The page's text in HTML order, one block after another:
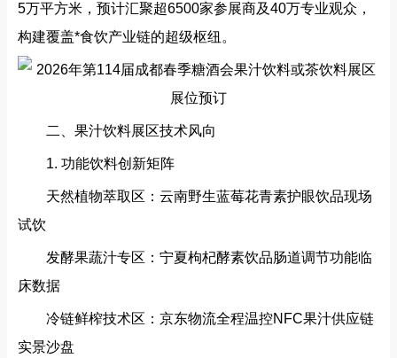
5万平方米‌，预计汇聚‌超6500家参展商‌及‌40万专业观众‌，
构建覆盖*食饮产业链的超级枢纽。
二、果汁饮料展区技术风向‌
1. 功能饮料创新矩阵‌
天然植物萃取区‌：云南野生蓝莓花青素护眼饮品现场
试饮
发酵果蔬汁专区‌：宁夏枸杞酵素饮品肠道调节功能临
床数据
冷链鲜榨技术区‌：京东物流全程温控NFC果汁供应链
实景沙盘